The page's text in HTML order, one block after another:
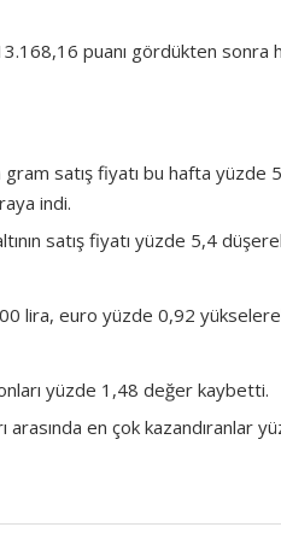
puanı gördükten sonra
gram satış fiyatı bu hafta
indi.
satış fiyatı yüzde 5,4
lira, euro yüzde 0,92
yüzde 1,48 değer kaybetti.
arasında en çok kazandıranlar